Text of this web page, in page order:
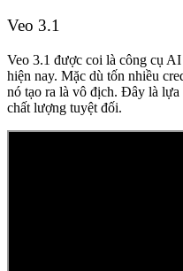
Veo 3.1
Veo 3.1 được coi là công cụ
hiện nay. Mặc dù tốn nhiều
nó tạo ra là vô địch. Đây là lựa
chất lượng tuyệt đối.